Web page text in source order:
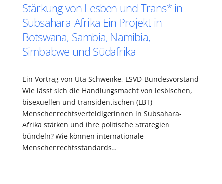
Stärkung von Lesben und Trans* in
Subsahara-Afrika Ein Projekt in
Botswana, Sambia, Namibia,
Simbabwe und Südafrika
Ein Vortrag von Uta Schwenke, LSVD-Bundesvorstand
Wie lässt sich die Handlungsmacht von lesbischen,
bisexuellen und transidentischen (LBT)
Menschenrechtsverteidigerinnen in Subsahara-
Afrika stärken und ihre politische Strategien
bündeln? Wie können internationale
Menschenrechtsstandards…